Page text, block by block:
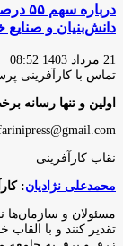
دانش‌بنیان و صنایع
21 مرداد 1403 08:52
تماس با کارآفرینی
اولین و تنها رسانه
نقاب کارآفرینی
محمدعلی نژادیان:
مسئولان و سازمان‌ها
تقدیر کنند و با